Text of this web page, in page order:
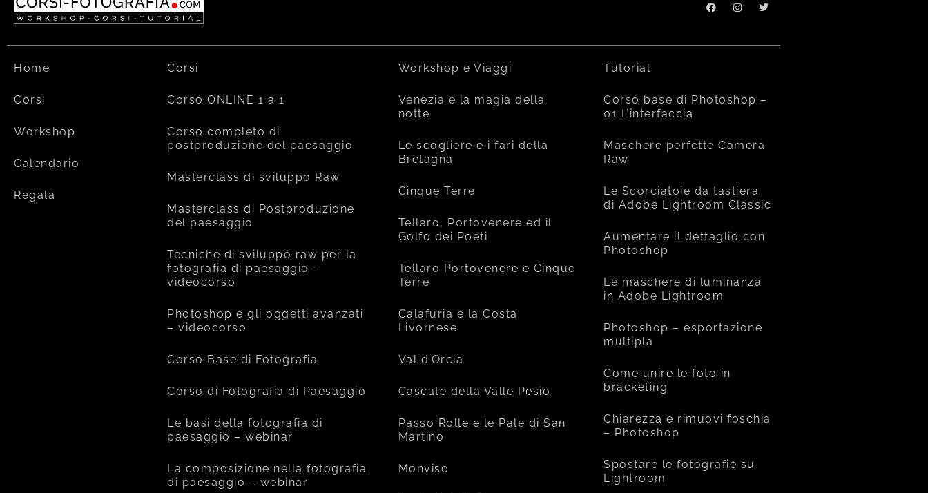
Home
Corsi
Workshop
Calendario
Regala
Corsi
Corso ONLINE 1 a 1
Corso completo di
postproduzione del paesaggio
Masterclass di sviluppo Raw
Masterclass di Postproduzione
del paesaggio
Tecniche di sviluppo raw per la
fotografia di paesaggio –
videocorso
Photoshop e gli oggetti avanzati
– videocorso
Corso Base di Fotografia
Corso di Fotografia di Paesaggio
Le basi della fotografia di
paesaggio – webinar
La composizione nella fotografia
di paesaggio – webinar
Workshop e Viaggi
Venezia e la magia della
notte
Le scogliere e i fari della
Bretagna
Cinque Terre
Tellaro, Portovenere ed il
Golfo dei Poeti
Tellaro Portovenere e Cinque
Terre
Calafuria e la Costa
Livornese
Val d’Orcia
Cascate della Valle Pesio
Passo Rolle e le Pale di San
Martino
Monviso
Tutorial
Corso base di Photoshop –
01 L’interfaccia
Maschere perfette Camera
Raw
Le Scorciatoie da tastiera
di Adobe Lightroom Classic
Aumentare il dettaglio con
Photoshop
Le maschere di luminanza
in Adobe Lightroom
Photoshop – esportazione
multipla
Come unire le foto in
bracketing
Chiarezza e rimuovi foschia
– Photoshop
Spostare le fotografie su
Lightroom